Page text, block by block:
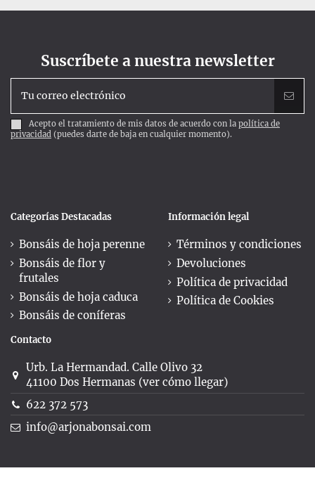
Suscríbete a nuestra newsletter
Acepto el tratamiento de mis datos de acuerdo con la política de
privacidad (puedes darte de baja en cualquier momento).
Categorías Destacadas
Bonsáis de hoja perenne
Bonsáis de flor y
frutales
Bonsáis de hoja caduca
Bonsáis de coníferas
Información legal
Términos y condiciones
Devoluciones
Política de privacidad
Política de Cookies
Contacto
Urb. La Hermandad. Calle Olivo 32
41100 Dos Hermanas (ver cómo llegar)
622 372 573
info@arjonabonsai.com